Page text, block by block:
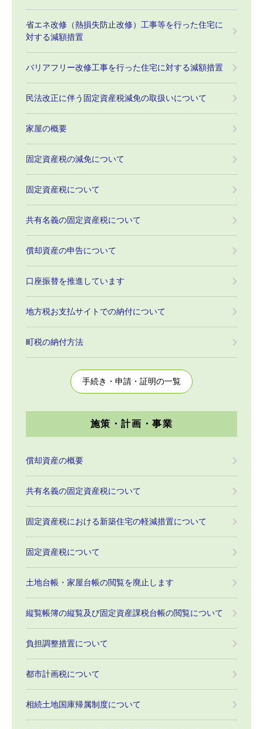
省エネ改修（熱損失防止改修）工事等を行った住宅に
対する減額措置
バリアフリー改修工事を行った住宅に対する減額措置
民法改正に伴う固定資産税減免の取扱いについて
家屋の概要
固定資産税の減免について
固定資産税について
共有名義の固定資産税について
償却資産の申告について
口座振替を推進しています
地方税お支払サイトでの納付について
町税の納付方法
手続き・申請・証明の一覧
施策・計画・事業
償却資産の概要
共有名義の固定資産税について
固定資産税における新築住宅の軽減措置について
固定資産税について
土地台帳・家屋台帳の閲覧を廃止します
縦覧帳簿の縦覧及び固定資産課税台帳の閲覧について
負担調整措置について
都市計画税について
相続土地国庫帰属制度について